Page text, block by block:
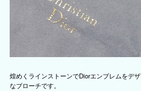
煌めくラインストーンでDiorエンブレムをデ
なブローチです。